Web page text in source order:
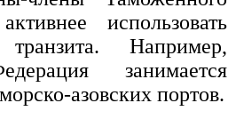
использовать
Например,
занимается
азовских портов.